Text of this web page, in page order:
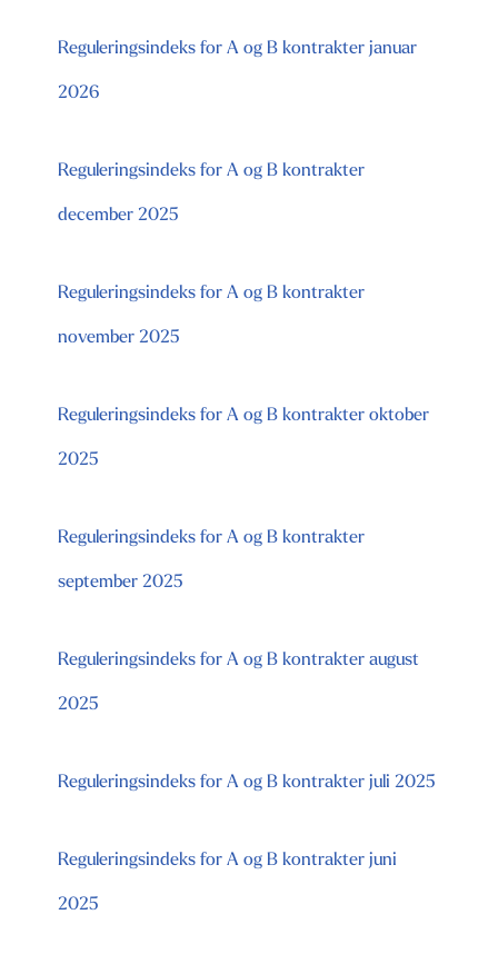
Reguleringsindeks for A og B kontrakter januar
2026
Reguleringsindeks for A og B kontrakter
december 2025
Reguleringsindeks for A og B kontrakter
november 2025
Reguleringsindeks for A og B kontrakter oktober
2025
Reguleringsindeks for A og B kontrakter
september 2025
Reguleringsindeks for A og B kontrakter august
2025
Reguleringsindeks for A og B kontrakter juli 2025
Reguleringsindeks for A og B kontrakter juni
2025